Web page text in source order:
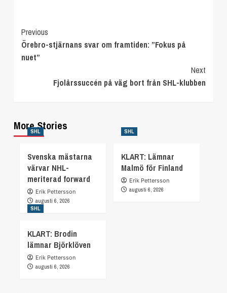
Continue
Reading
Previous
Örebro-stjärnans svar om framtiden: ”Fokus på
nuet”
Next
Fjolårssuccén på väg bort från SHL-klubben
More Stories
SHL
Svenska mästarna
värvar NHL-
meriterad forward
Erik Pettersson
augusti 6, 2026
SHL
KLART: Lämnar
Malmö för Finland
Erik Pettersson
augusti 6, 2026
SHL
KLART: Brodin
lämnar Björklöven
Erik Pettersson
augusti 6, 2026